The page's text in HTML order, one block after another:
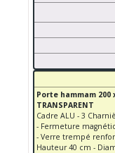
Porte hammam 200
TRANSPARENT
Cadre ALU - 3
- Fermeture
- Verre trempé
Hauteur 40 cm -